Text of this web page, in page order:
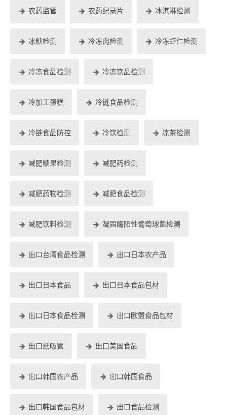
农药监管 农药纪录片 冰淇淋检测
冰糖检测 冷冻肉检测 冷冻虾仁检测
冷冻食品检测 冷冻饮品检测
冷加工蛋糕 冷链食品检测
冷链食品防控 冷饮检测 凉茶检测
减肥糖果检测 减肥药检测
减肥药物检测 减肥食品检测
减肥饮料检测 凝固酶阳性葡萄球菌检测
出口台湾食品检测 出口日本农产品
出口日本食品 出口日本食品包材
出口日本食品检测 出口欧盟食品包材
出口纸吸管 出口美国食品
出口韩国农产品 出口韩国食品
出口韩国食品包材 出口食品检测